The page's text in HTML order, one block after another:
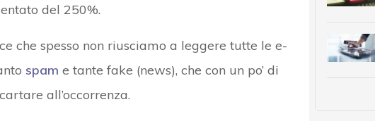
del 250%.
che spesso non riusciamo a leggere tutte le e-
spam e tante fake (news), che con un po’ di
all’occorrenza.